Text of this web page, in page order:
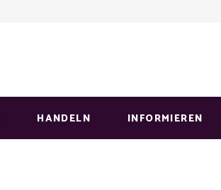
HANDELN INFORMIEREN